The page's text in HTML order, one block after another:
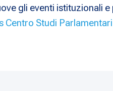
gli eventi istituzionali
Centro Studi Parlamentari